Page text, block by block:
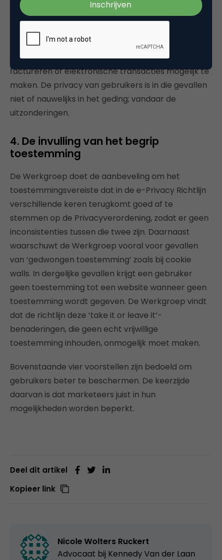
gegevensverwerking te maken: wanneer de
gegevensverwerking noodzakelijk is om 1) de
elektronische communicatie mogelijk te maken, 2)
een netwerk of dienst te beveiligen, of 3) te kunnen
factureren of elektronische transacties mogelijk te
maken. De privacy van gebruikers is in die gevallen
niet of nauwelijks in het geding; vandaar de
uitzonderingen.
4. De invulling van het begrip
toestemming
De Werkgroep doet de aanbeveling om het
toestemmingsvereiste dat in de e-Privacy Richtlijn
verschillende keren terugkomt goed af te
stemmen op de Privacyverordening, zodat er geen
inconsistenties tussen die twee zijn. Daarnaast
waarschuwt de Werkgroep vooral voor gevallen
van ‘gedwongen toestemming’ zoals bij cookie
walls. In dergelijke gevallen krijgt een gebruiker
geen toestemming tot een website wanneer geen
toestemming wordt gegeven. De Werkgroep vindt
dat de richtlijn deze ‘take it or leave it’-
benaderingen, die geen echt vrijwillige
toestemming inhouden, onmogelijk moet maken.
Bovenstaande vier voorstellen zijn bedoeld om
gebruikers beter te beschermen. De keerzijde
daarvan is dat marketeers juist in hun
mogelijkheden worden beperkt.
Deel dit artikel
Kopieer link
Nicole Wolters Ruckert
Advocaat bij Kennedy Van der Laan